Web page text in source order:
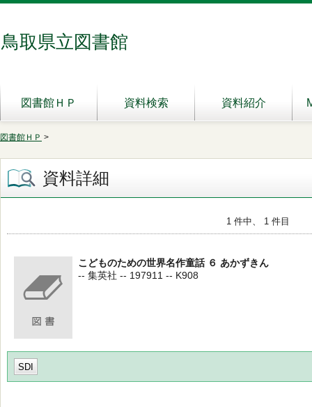
鳥取県立図書館
図書館ＨＰ 資料検索 資料紹介
図書館ＨＰ >
資料詳細
1 件中、 1 件目
こどものための世界名作童話 ６ あかずきん
-- 集英社 -- 197911 -- K908
SDI